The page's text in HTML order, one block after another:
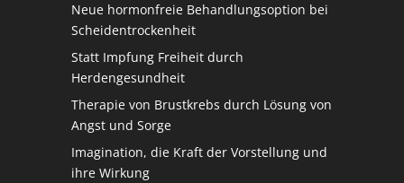
Neue hormonfreie Behandlungsoption bei
Scheidentrockenheit
Statt Impfung Freiheit durch
Herdengesundheit
Therapie von Brustkrebs durch Lösung von
Angst und Sorge
Imagination, die Kraft der Vorstellung und
ihre Wirkung